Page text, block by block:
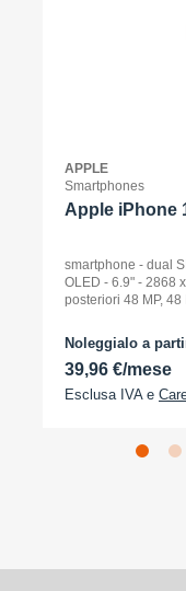
APPLE
Smartphones
Apple iPhone
smartphone - dual
OLED - 6.9" - 2868
posteriori 48 MP,
Noleggialo a
39,96 €/mese
Esclusa IVA e